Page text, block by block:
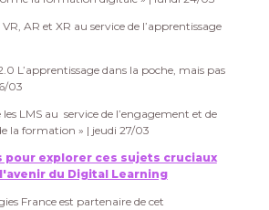
AR et XR au service de l’apprentissage
L’apprentissage dans la poche, mais pas
03
LMS au service de l’engagement et de
la formation » | jeudi 27/03
pour explorer ces sujets cruciaux
du Digital Learning
France est partenaire de cet